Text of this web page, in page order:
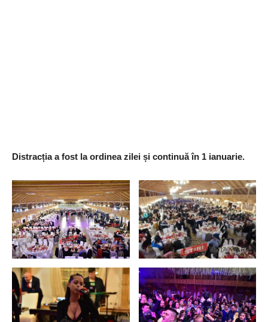
Distracția a fost la ordinea zilei și continuă în 1 ianuarie.